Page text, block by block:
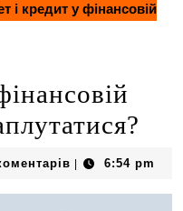
і кредит у фінансовій
6:54 pm